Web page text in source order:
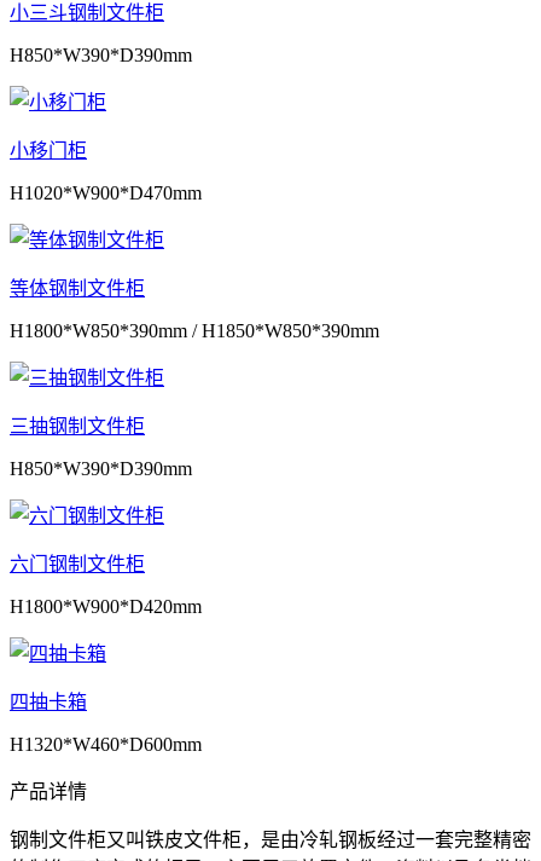
小三斗钢制文件柜
H850*W390*D390mm
小移门柜
H1020*W900*D470mm
等体钢制文件柜
H1800*W850*390mm / H1850*W850*390mm
三抽钢制文件柜
H850*W390*D390mm
六门钢制文件柜
H1800*W900*D420mm
四抽卡箱
H1320*W460*D600mm
产品详情
钢制文件柜又叫铁皮文件柜，是由冷轧钢板经过一套完整精密